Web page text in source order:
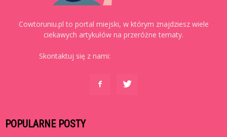
Cowtoruniu.pl to portal miejski, w którym znajdziesz wiele
ciekawych artykułów na przeróżne tematy.
Skontaktuj się z nami:
POPULARNE POSTY